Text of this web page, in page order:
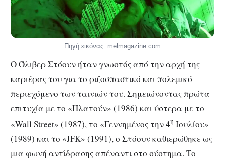
Πηγή εικόνας: melmagazine.com
Ο Όλιβερ Στόουν ήταν γνωστός από την αρχή της
καριέρας του για το ριζοσπαστικό και πολεμικό
περιεχόμενο των ταινιών του. Σημειώνοντας πρώτα
επιτυχία με το «Πλατούν» (1986) και ύστερα με το
«Wall Street» (1987), το «Γεννημένος την 4η Ιουλίου»
(1989) και το «JFK» (1991), ο Στόουν καθιερώθηκε ως
μια φωνή αντίδρασης απέναντι στο σύστημα. Το